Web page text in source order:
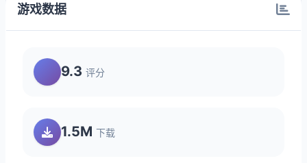
游戏数据
9.3 评分
1.5M 下载